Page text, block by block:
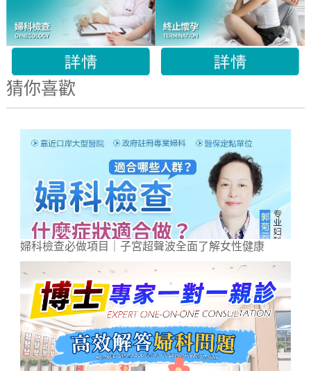
猜你喜歡
婦科檢查必做項目｜子宮超聲波全面了解女性健康